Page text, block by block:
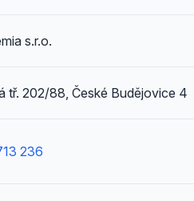
s.r.o.
tř. 202/88, České Budějovice 4
236